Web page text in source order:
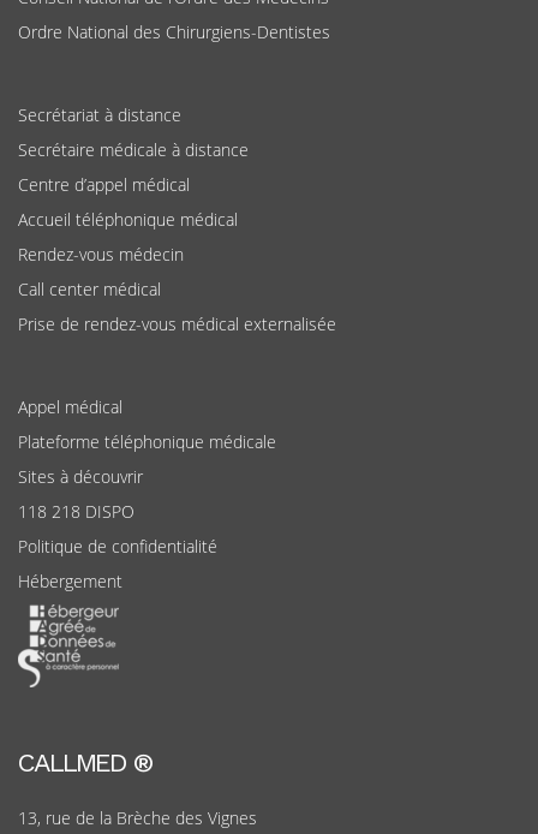
Ordre National des Chirurgiens-Dentistes
Secrétariat à distance
Secrétaire médicale à distance
Centre d’appel médical
Accueil téléphonique médical
Rendez-vous médecin
Call center médical
Prise de rendez-vous médical externalisée
Appel médical
Plateforme téléphonique médicale
Sites à découvrir
118 218 DISPO
Politique de confidentialité
Hébergement
CALLMED ®
13, rue de la Brèche des Vignes